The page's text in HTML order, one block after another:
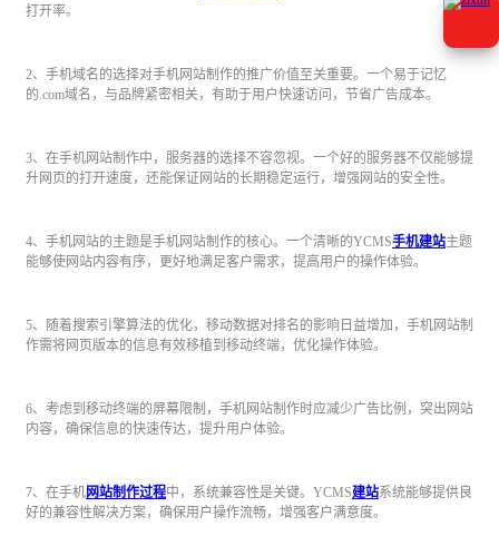
打开率。
2、手机域名的选择对手机网站制作的推广价值至关重要。一个易于记忆
的.com域名，与品牌紧密相关，有助于用户快速访问，节省广告成本。
3、在手机网站制作中，服务器的选择不容忽视。一个好的服务器不仅能够提
升网页的打开速度，还能保证网站的长期稳定运行，增强网站的安全性。
4、手机网站的主题是手机网站制作的核心。一个清晰的YCMS手机建站主题
能够使网站内容有序，更好地满足客户需求，提高用户的操作体验。
5、随着搜索引擎算法的优化，移动数据对排名的影响日益增加，手机网站制
作需将网页版本的信息有效移植到移动终端，优化操作体验。
6、考虑到移动终端的屏幕限制，手机网站制作时应减少广告比例，突出网站
内容，确保信息的快速传达，提升用户体验。
7、在手机网站制作过程中，系统兼容性是关键。YCMS建站系统能够提供良
好的兼容性解决方案，确保用户操作流畅，增强客户满意度。